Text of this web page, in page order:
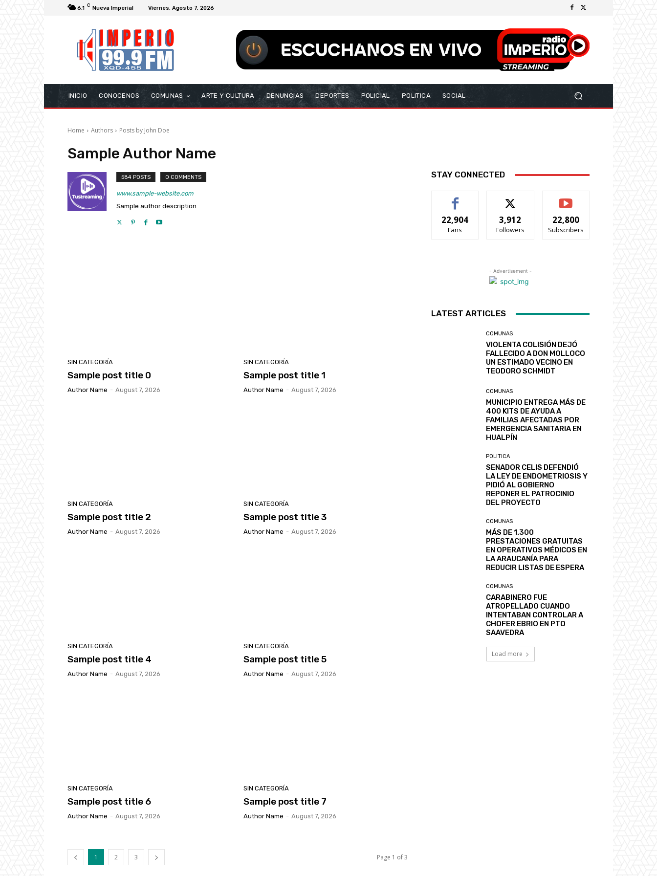
6.1 C Nueva Imperial Viernes, Agosto 7, 2026
INICIO CONOCENOS COMUNAS ARTE Y CULTURA DENUNCIAS DEPORTES POLICIAL POLITICA SOCIAL
Home Authors Posts by John Doe
Sample Author Name
584 POSTS 0 COMMENTS
www.sample-website.com
Sample author description
SIN CATEGORÍA
Sample post title 0
Author Name - August 7, 2026
SIN CATEGORÍA
Sample post title 1
Author Name - August 7, 2026
SIN CATEGORÍA
Sample post title 2
Author Name - August 7, 2026
SIN CATEGORÍA
Sample post title 3
Author Name - August 7, 2026
SIN CATEGORÍA
Sample post title 4
Author Name - August 7, 2026
SIN CATEGORÍA
Sample post title 5
Author Name - August 7, 2026
SIN CATEGORÍA
Sample post title 6
Author Name - August 7, 2026
SIN CATEGORÍA
Sample post title 7
Author Name - August 7, 2026
1 2 3 Page 1 of 3
STAY CONNECTED
22,904
Fans
3,912
Followers
22,800
Subscribers
- Advertisement -
LATEST ARTICLES
COMUNAS
VIOLENTA COLISIÓN DEJÓ
FALLECIDO A DON MOLLOCO
UN ESTIMADO VECINO EN
TEODORO SCHMIDT
COMUNAS
MUNICIPIO ENTREGA MÁS DE
400 KITS DE AYUDA A
FAMILIAS AFECTADAS POR
EMERGENCIA SANITARIA EN
HUALPÍN
POLITICA
SENADOR CELIS DEFENDIÓ
LA LEY DE ENDOMETRIOSIS Y
PIDIÓ AL GOBIERNO
REPONER EL PATROCINIO
DEL PROYECTO
COMUNAS
MÁS DE 1.300
PRESTACIONES GRATUITAS
EN OPERATIVOS MÉDICOS EN
LA ARAUCANÍA PARA
REDUCIR LISTAS DE ESPERA
COMUNAS
CARABINERO FUE
ATROPELLADO CUANDO
INTENTABAN CONTROLAR A
CHOFER EBRIO EN PTO
SAAVEDRA
Load more